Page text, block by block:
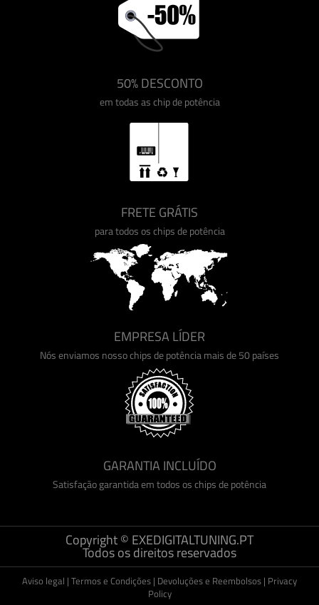
50% DESCONTO
em todas as chip de potência
FRETE GRÁTIS
para todos os chips de potência
EMPRESA LÍDER
Nós enviamos nosso chips de potência mais de 50 países
GARANTIA INCLUÍDO
Satisfação garantida em todos os chips de potência
Copyright © EXEDIGITALTUNING.PT
Todos os direitos reservados
Aviso legal | Termos e Condições | Devoluções e Reembolsos | Privacy
Policy